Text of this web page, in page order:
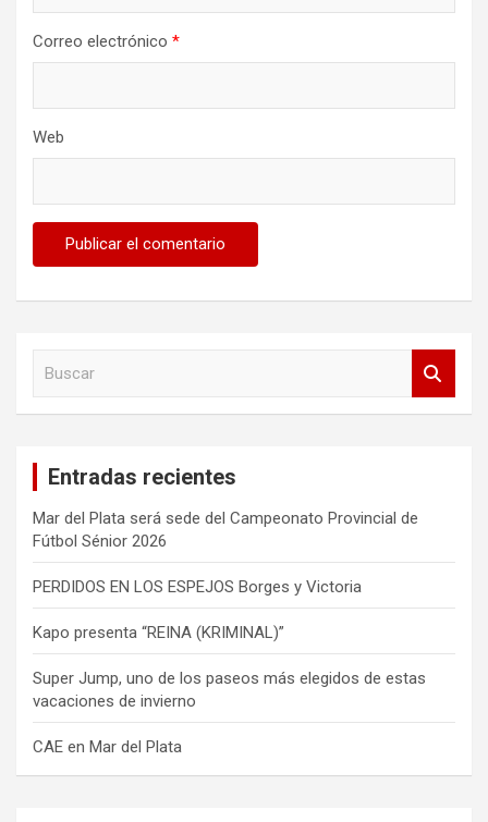
Correo electrónico *
Web
Entradas recientes
Mar del Plata será sede del Campeonato Provincial de
Fútbol Sénior 2026
PERDIDOS EN LOS ESPEJOS Borges y Victoria
Kapo presenta “REINA (KRIMINAL)”
Super Jump, uno de los paseos más elegidos de estas
vacaciones de invierno
CAE en Mar del Plata